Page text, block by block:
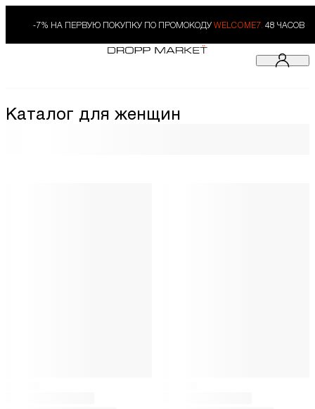
-7% НА ПЕРВУЮ ПОКУПКУ ПО ПРОМОКОДУ WELCOME7. 48 ЧАСОВ
Каталог для женщин